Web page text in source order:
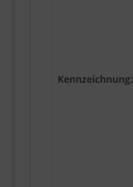
Kennzeichnung: